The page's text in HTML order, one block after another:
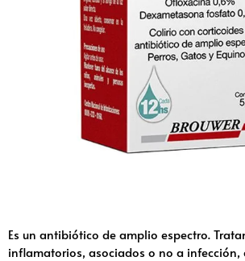
Es un antibiótico de amplio espectro.
inflamatorios, asociados o no a